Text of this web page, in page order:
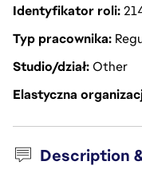
Identyfikator roli
Typ pracownika
Studio/działOther
Elastyczna
Description